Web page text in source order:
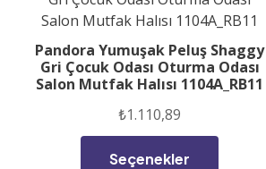
Pandora Yumuşak Peluş Shaggy
Gri Çocuk Odası Oturma Odası
Salon Mutfak Halısı 1104A_RB11
₺1.110,89
Seçenekler